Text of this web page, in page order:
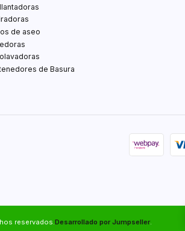
de aseo
de Basura
reservados. Desarrollado por Jumpseller.